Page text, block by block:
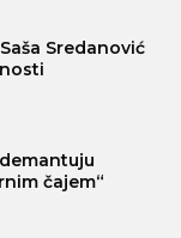
Sredanović
čajem“